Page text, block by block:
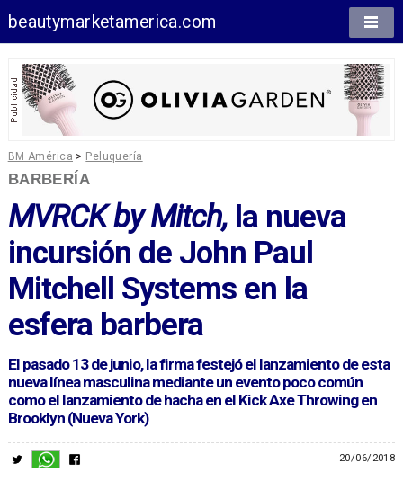
beautymarketamerica.com
BM América > Peluquería
BARBERÍA
MVRCK by Mitch,la nueva
incursión de John Paul
Mitchell Systems en la
esfera barbera
El pasado 13 de junio, la firma festejó el lanzamiento de esta
nueva línea masculina mediante un evento poco común
como el lanzamiento de hacha en el Kick Axe Throwing en
Brooklyn (Nueva York)
20/06/2018